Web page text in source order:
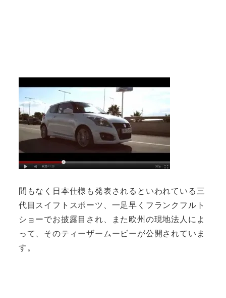
間もなく日本仕様も発表されるといわれている三
代目スイフトスポーツ、一足早くフランクフルト
ショーでお披露目され、また欧州の現地法人によ
って、そのティーザームービーが公開されていま
す。